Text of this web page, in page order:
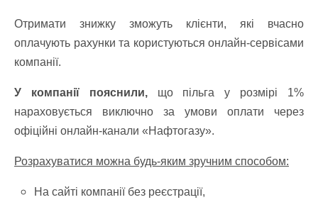
Отримати знижку зможуть клієнти, які вчасно
оплачують рахунки та користуються онлайн-сервісами
компанії.
У компанії пояснили,що пільга у розмірі 1%
нараховується виключно за умови оплати через
офіційні онлайн-канали «Нафтогазу».
Розрахуватися можна будь-яким зручним способом:
На сайті компанії без реєстрації,